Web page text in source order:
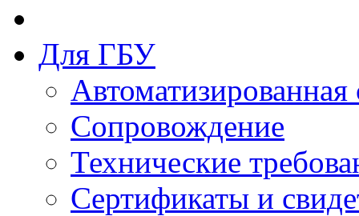
Для ГБУ
Сопровождение
Технические
Сертификаты и